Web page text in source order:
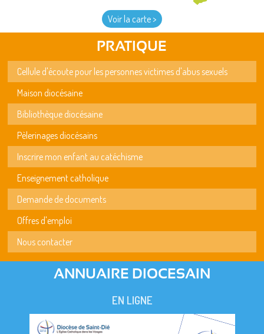
Voir la carte >
PRATIQUE
Cellule d'écoute pour les personnes victimes d'abus sexuels
Maison diocésaine
Bibliothèque diocésaine
Pèlerinages diocésains
Inscrire mon enfant au catéchisme
Enseignement catholique
Demande de documents
Offres d'emploi
Nous contacter
ANNUAIRE DIOCESAIN
EN LIGNE